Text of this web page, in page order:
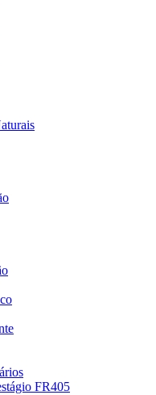
FR405